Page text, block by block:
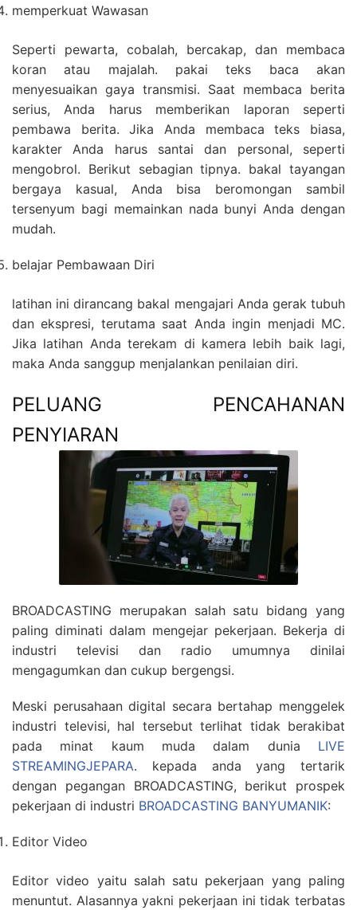
memperkuat Wawasan
Seperti pewarta, cobalah, bercakap, dan membaca
koran atau majalah. pakai teks baca akan
menyesuaikan gaya transmisi. Saat membaca berita
serius, Anda harus memberikan laporan seperti
pembawa berita. Jika Anda membaca teks biasa,
karakter Anda harus santai dan personal, seperti
mengobrol. Berikut sebagian tipnya. bakal tayangan
bergaya kasual, Anda bisa beromongan sambil
tersenyum bagi memainkan nada bunyi Anda dengan
mudah.
belajar Pembawaan Diri
latihan ini dirancang bakal mengajari Anda gerak tubuh
dan ekspresi, terutama saat Anda ingin menjadi MC.
Jika latihan Anda terekam di kamera lebih baik lagi,
maka Anda sanggup menjalankan penilaian diri.
PELUANG PENCAHANAN
PENYIARAN
BROADCASTING merupakan salah satu bidang yang
paling diminati dalam mengejar pekerjaan. Bekerja di
industri televisi dan radio umumnya dinilai
mengagumkan dan cukup bergengsi.
Meski perusahaan digital secara bertahap menggelek
industri televisi, hal tersebut terlihat tidak berakibat
pada minat kaum muda dalam dunia LIVE
STREAMINGJEPARA. kepada anda yang tertarik
dengan pegangan BROADCASTING, berikut prospek
pekerjaan di industri BROADCASTING BANYUMANIK:
Editor Video
Editor video yaitu salah satu pekerjaan yang paling
menuntut. Alasannya yakni pekerjaan ini tidak terbatas